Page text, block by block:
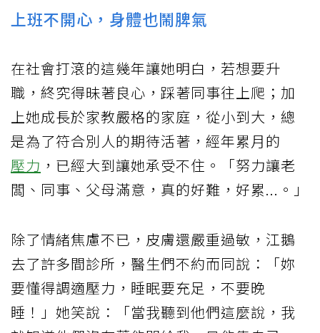
上班不開心，身體也鬧脾氣
在社會打滾的這幾年讓她明白，若想要升
職，終究得昧著良心，踩著同事往上爬；加
上她成長於家教嚴格的家庭，從小到大，總
是為了符合別人的期待活著，經年累月的
壓力 ，已經大到讓她承受不住。「努力讓老
闆、同事、父母滿意，真的好難，好累...。」
除了情緒焦慮不已，皮膚還嚴重過敏，江鵝
去了許多間診所，醫生們不約而同說：「妳
要懂得調適壓力，睡眠要充足，不要晚
睡！」她笑說：「當我聽到他們這麼說，我